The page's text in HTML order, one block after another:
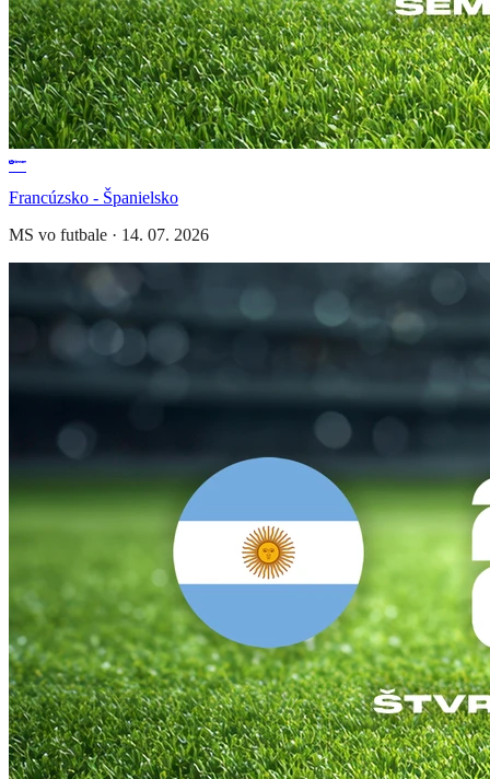
Francúzsko - Španielsko
MS vo futbale · 14. 07. 2026